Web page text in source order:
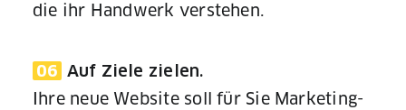
die ihr Handwerk verstehen.
06 Auf Ziele zielen.
Ihre neue Website soll für Sie Marketing-